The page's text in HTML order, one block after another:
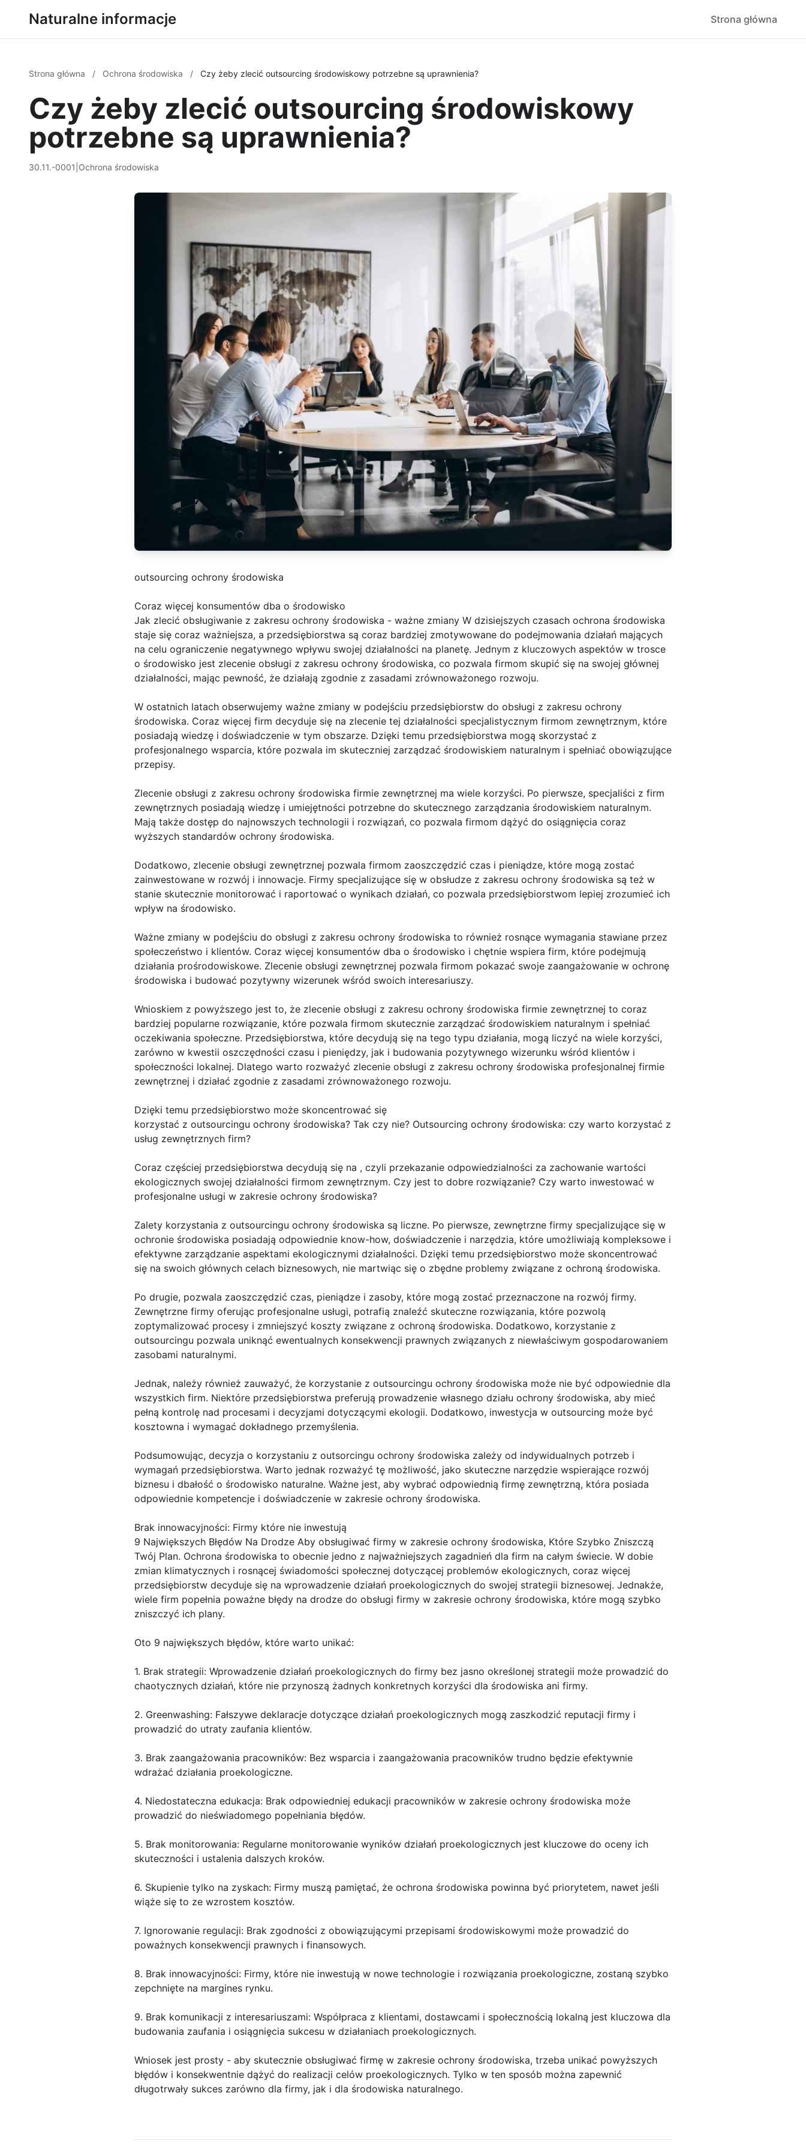
Naturalne informacje Strona główna
Strona główna / Ochrona środowiska / Czy żeby zlecić outsourcing środowiskowy potrzebne są uprawnienia?
Czy żeby zlecić outsourcing środowiskowy
potrzebne są uprawnienia?
30.11.-0001 Ochrona środowiska
outsourcing ochrony środowiska
Coraz więcej konsumentów dba o środowisko
Jak zlecić obsługiwanie z zakresu ochrony środowiska - ważne zmiany W dzisiejszych czasach ochrona środowiska
staje się coraz ważniejsza, a przedsiębiorstwa są coraz bardziej zmotywowane do podejmowania działań mających
na celu ograniczenie negatywnego wpływu swojej działalności na planetę. Jednym z kluczowych aspektów w trosce
o środowisko jest zlecenie obsługi z zakresu ochrony środowiska, co pozwala firmom skupić się na swojej głównej
działalności, mając pewność, że działają zgodnie z zasadami zrównoważonego rozwoju.
W ostatnich latach obserwujemy ważne zmiany w podejściu przedsiębiorstw do obsługi z zakresu ochrony
środowiska. Coraz więcej firm decyduje się na zlecenie tej działalności specjalistycznym firmom zewnętrznym, które
posiadają wiedzę i doświadczenie w tym obszarze. Dzięki temu przedsiębiorstwa mogą skorzystać z
profesjonalnego wsparcia, które pozwala im skuteczniej zarządzać środowiskiem naturalnym i spełniać obowiązujące
przepisy.
Zlecenie obsługi z zakresu ochrony środowiska firmie zewnętrznej ma wiele korzyści. Po pierwsze, specjaliści z firm
zewnętrznych posiadają wiedzę i umiejętności potrzebne do skutecznego zarządzania środowiskiem naturalnym.
Mają także dostęp do najnowszych technologii i rozwiązań, co pozwala firmom dążyć do osiągnięcia coraz
wyższych standardów ochrony środowiska.
Dodatkowo, zlecenie obsługi zewnętrznej pozwala firmom zaoszczędzić czas i pieniądze, które mogą zostać
zainwestowane w rozwój i innowacje. Firmy specjalizujące się w obsłudze z zakresu ochrony środowiska są też w
stanie skutecznie monitorować i raportować o wynikach działań, co pozwala przedsiębiorstwom lepiej zrozumieć ich
wpływ na środowisko.
Ważne zmiany w podejściu do obsługi z zakresu ochrony środowiska to również rosnące wymagania stawiane przez
społeczeństwo i klientów. Coraz więcej konsumentów dba o środowisko i chętnie wspiera firm, które podejmują
działania prośrodowiskowe. Zlecenie obsługi zewnętrznej pozwala firmom pokazać swoje zaangażowanie w ochronę
środowiska i budować pozytywny wizerunek wśród swoich interesariuszy.
Wnioskiem z powyższego jest to, że zlecenie obsługi z zakresu ochrony środowiska firmie zewnętrznej to coraz
bardziej popularne rozwiązanie, które pozwala firmom skutecznie zarządzać środowiskiem naturalnym i spełniać
oczekiwania społeczne. Przedsiębiorstwa, które decydują się na tego typu działania, mogą liczyć na wiele korzyści,
zarówno w kwestii oszczędności czasu i pieniędzy, jak i budowania pozytywnego wizerunku wśród klientów i
społeczności lokalnej. Dlatego warto rozważyć zlecenie obsługi z zakresu ochrony środowiska profesjonalnej firmie
zewnętrznej i działać zgodnie z zasadami zrównoważonego rozwoju.
Dzięki temu przedsiębiorstwo może skoncentrować się
korzystać z outsourcingu ochrony środowiska? Tak czy nie? Outsourcing ochrony środowiska: czy warto korzystać z
usług zewnętrznych firm?
Coraz częściej przedsiębiorstwa decydują się na , czyli przekazanie odpowiedzialności za zachowanie wartości
ekologicznych swojej działalności firmom zewnętrznym. Czy jest to dobre rozwiązanie? Czy warto inwestować w
profesjonalne usługi w zakresie ochrony środowiska?
Zalety korzystania z outsourcingu ochrony środowiska są liczne. Po pierwsze, zewnętrzne firmy specjalizujące się w
ochronie środowiska posiadają odpowiednie know-how, doświadczenie i narzędzia, które umożliwiają kompleksowe i
efektywne zarządzanie aspektami ekologicznymi działalności. Dzięki temu przedsiębiorstwo może skoncentrować
się na swoich głównych celach biznesowych, nie martwiąc się o zbędne problemy związane z ochroną środowiska.
Po drugie, pozwala zaoszczędzić czas, pieniądze i zasoby, które mogą zostać przeznaczone na rozwój firmy.
Zewnętrzne firmy oferując profesjonalne usługi, potrafią znaleźć skuteczne rozwiązania, które pozwolą
zoptymalizować procesy i zmniejszyć koszty związane z ochroną środowiska. Dodatkowo, korzystanie z
outsourcingu pozwala uniknąć ewentualnych konsekwencji prawnych związanych z niewłaściwym gospodarowaniem
zasobami naturalnymi.
Jednak, należy również zauważyć, że korzystanie z outsourcingu ochrony środowiska może nie być odpowiednie dla
wszystkich firm. Niektóre przedsiębiorstwa preferują prowadzenie własnego działu ochrony środowiska, aby mieć
pełną kontrolę nad procesami i decyzjami dotyczącymi ekologii. Dodatkowo, inwestycja w outsourcing może być
kosztowna i wymagać dokładnego przemyślenia.
Podsumowując, decyzja o korzystaniu z outsorcingu ochrony środowiska zależy od indywidualnych potrzeb i
wymagań przedsiębiorstwa. Warto jednak rozważyć tę możliwość, jako skuteczne narzędzie wspierające rozwój
biznesu i dbałość o środowisko naturalne. Ważne jest, aby wybrać odpowiednią firmę zewnętrzną, która posiada
odpowiednie kompetencje i doświadczenie w zakresie ochrony środowiska.
Brak innowacyjności: Firmy które nie inwestują
9 Największych Błędów Na Drodze Aby obsługiwać firmy w zakresie ochrony środowiska, Które Szybko Zniszczą
Twój Plan. Ochrona środowiska to obecnie jedno z najważniejszych zagadnień dla firm na całym świecie. W dobie
zmian klimatycznych i rosnącej świadomości społecznej dotyczącej problemów ekologicznych, coraz więcej
przedsiębiorstw decyduje się na wprowadzenie działań proekologicznych do swojej strategii biznesowej. Jednakże,
wiele firm popełnia poważne błędy na drodze do obsługi firmy w zakresie ochrony środowiska, które mogą szybko
zniszczyć ich plany.
Oto 9 największych błędów, które warto unikać:
1. Brak strategii: Wprowadzenie działań proekologicznych do firmy bez jasno określonej strategii może prowadzić do
chaotycznych działań, które nie przynoszą żadnych konkretnych korzyści dla środowiska ani firmy.
2. Greenwashing: Fałszywe deklaracje dotyczące działań proekologicznych mogą zaszkodzić reputacji firmy i
prowadzić do utraty zaufania klientów.
3. Brak zaangażowania pracowników: Bez wsparcia i zaangażowania pracowników trudno będzie efektywnie
wdrażać działania proekologiczne.
4. Niedostateczna edukacja: Brak odpowiedniej edukacji pracowników w zakresie ochrony środowiska może
prowadzić do nieświadomego popełniania błędów.
5. Brak monitorowania: Regularne monitorowanie wyników działań proekologicznych jest kluczowe do oceny ich
skuteczności i ustalenia dalszych kroków.
6. Skupienie tylko na zyskach: Firmy muszą pamiętać, że ochrona środowiska powinna być priorytetem, nawet jeśli
wiąże się to ze wzrostem kosztów.
7. Ignorowanie regulacji: Brak zgodności z obowiązującymi przepisami środowiskowymi może prowadzić do
poważnych konsekwencji prawnych i finansowych.
8. Brak innowacyjności: Firmy, które nie inwestują w nowe technologie i rozwiązania proekologiczne, zostaną szybko
zepchnięte na margines rynku.
9. Brak komunikacji z interesariuszami: Współpraca z klientami, dostawcami i społecznością lokalną jest kluczowa dla
budowania zaufania i osiągnięcia sukcesu w działaniach proekologicznych.
Wniosek jest prosty - aby skutecznie obsługiwać firmę w zakresie ochrony środowiska, trzeba unikać powyższych
błędów i konsekwentnie dążyć do realizacji celów proekologicznych. Tylko w ten sposób można zapewnić
długotrwały sukces zarówno dla firmy, jak i dla środowiska naturalnego.